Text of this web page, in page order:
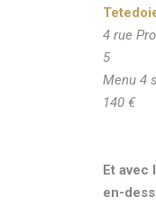
4 rue
5
Menu 4
140 €
Et avec
en-